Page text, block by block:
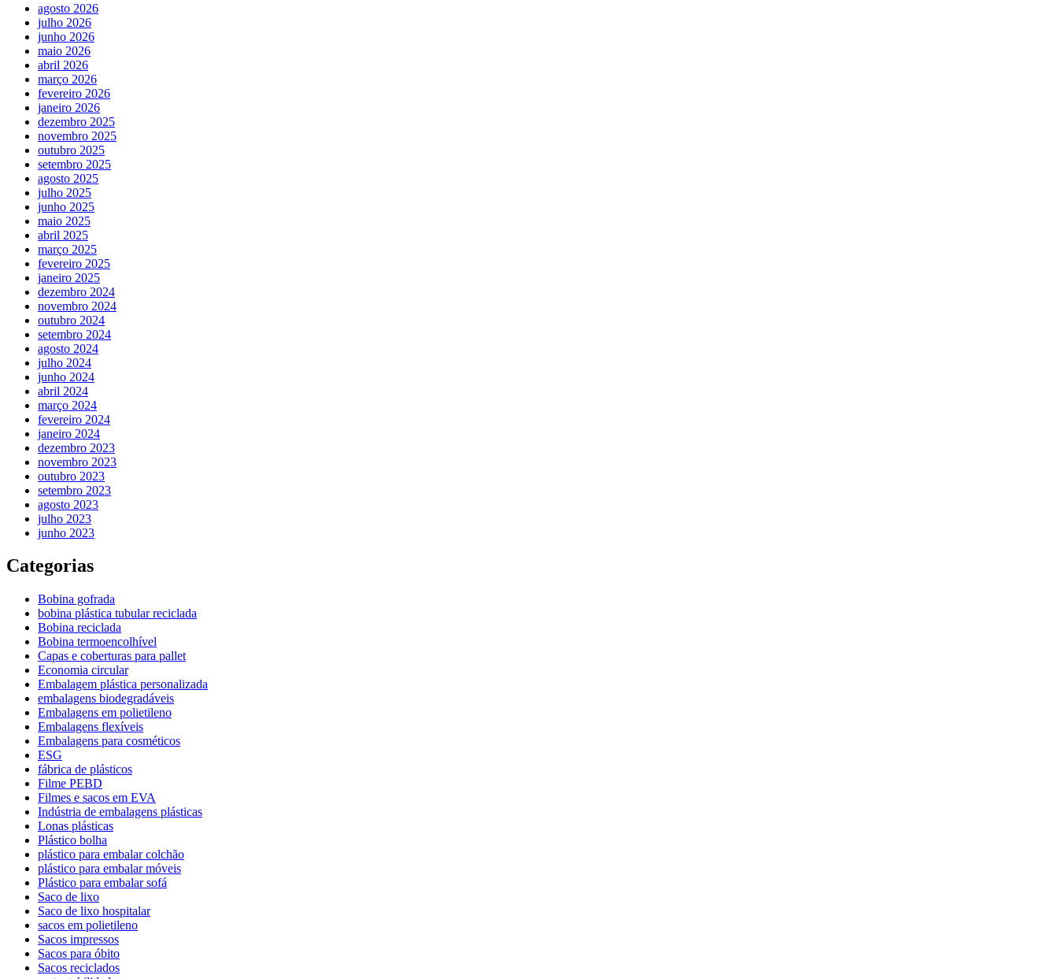
agosto 2026
julho 2026
junho 2026
maio 2026
abril 2026
março 2026
fevereiro 2026
janeiro 2026
dezembro 2025
novembro 2025
outubro 2025
setembro 2025
agosto 2025
julho 2025
junho 2025
maio 2025
abril 2025
março 2025
fevereiro 2025
janeiro 2025
dezembro 2024
novembro 2024
outubro 2024
setembro 2024
agosto 2024
julho 2024
junho 2024
abril 2024
março 2024
fevereiro 2024
janeiro 2024
dezembro 2023
novembro 2023
outubro 2023
setembro 2023
agosto 2023
julho 2023
junho 2023
Categorias
Bobina gofrada
bobina plástica tubular reciclada
Bobina reciclada
Bobina termoencolhível
Capas e coberturas para pallet
Economia circular
Embalagem plástica personalizada
embalagens biodegradáveis
Embalagens em polietileno
Embalagens flexíveis
Embalagens para cosméticos
ESG
fábrica de plásticos
Filme PEBD
Filmes e sacos em EVA
Indústria de embalagens plásticas
Lonas plásticas
Plástico bolha
plástico para embalar colchão
plástico para embalar móveis
Plástico para embalar sofá
Saco de lixo
Saco de lixo hospitalar
sacos em polietileno
Sacos impressos
Sacos para óbito
Sacos reciclados